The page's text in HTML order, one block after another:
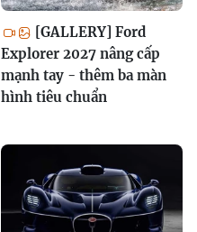
[GALLERY] Ford
Explorer 2027 nâng cấp
mạnh tay - thêm ba màn
hình tiêu chuẩn